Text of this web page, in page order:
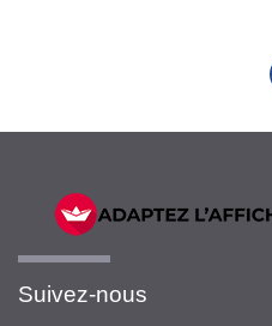
Suivez-nous